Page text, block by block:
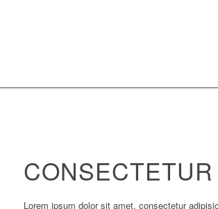
Lorem ipsum dolor sit amet, consectetur